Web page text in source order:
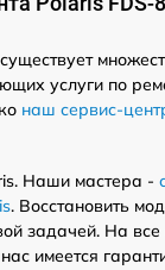
услуги по
наш сервис-
Наши мастера -
. Восстановить
задачей. На
имеется